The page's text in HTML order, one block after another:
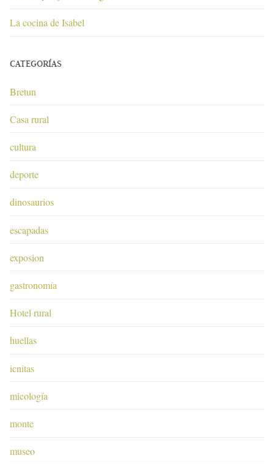
La cocina de Isabel
CATEGORÍAS
Bretun
Casa rural
cultura
deporte
dinosaurios
escapadas
exposion
gastronomía
Hotel rural
huellas
icnitas
micología
monte
museo